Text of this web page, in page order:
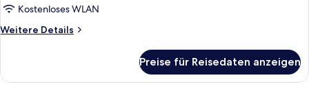
Kostenloses WLAN
Weitere Details
Weitere
Doppelzimmer
Preise für Reisedaten anzeigen